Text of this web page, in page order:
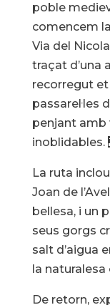
poble
comencem
Via del
traçat d’una
recorregut
passarel·les
penjant amb
inoblidables.
La ruta
Joan de
bellesa, i un
seus gorgs
salt d’aigua
la naturalesa
De retorn,